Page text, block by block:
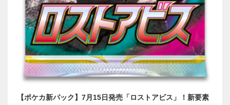
【ポケカ新パック】7月15日発売「ロストアビス」！新要素